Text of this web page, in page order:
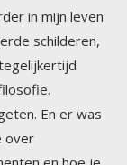
in mijn leven
schilderen,
En er was
over